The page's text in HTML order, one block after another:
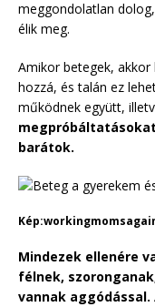
meggondolatlan
élik meg.
Amikor betegek,
hozzá, és talán ez
működnek együtt,
barátok.
Mindezek ellenére
félnek,
vannak aggódással.